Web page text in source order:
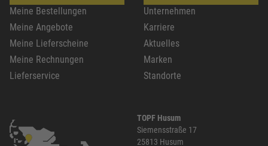
Meine Bestellungen
Meine Angebote
Meine Lieferscheine
Meine Rechnungen
Lieferservice
Unternehmen
Karriere
Aktuelles
Marken
Standorte
TOPF Husum
Siemensstraße 17
25813 Husum